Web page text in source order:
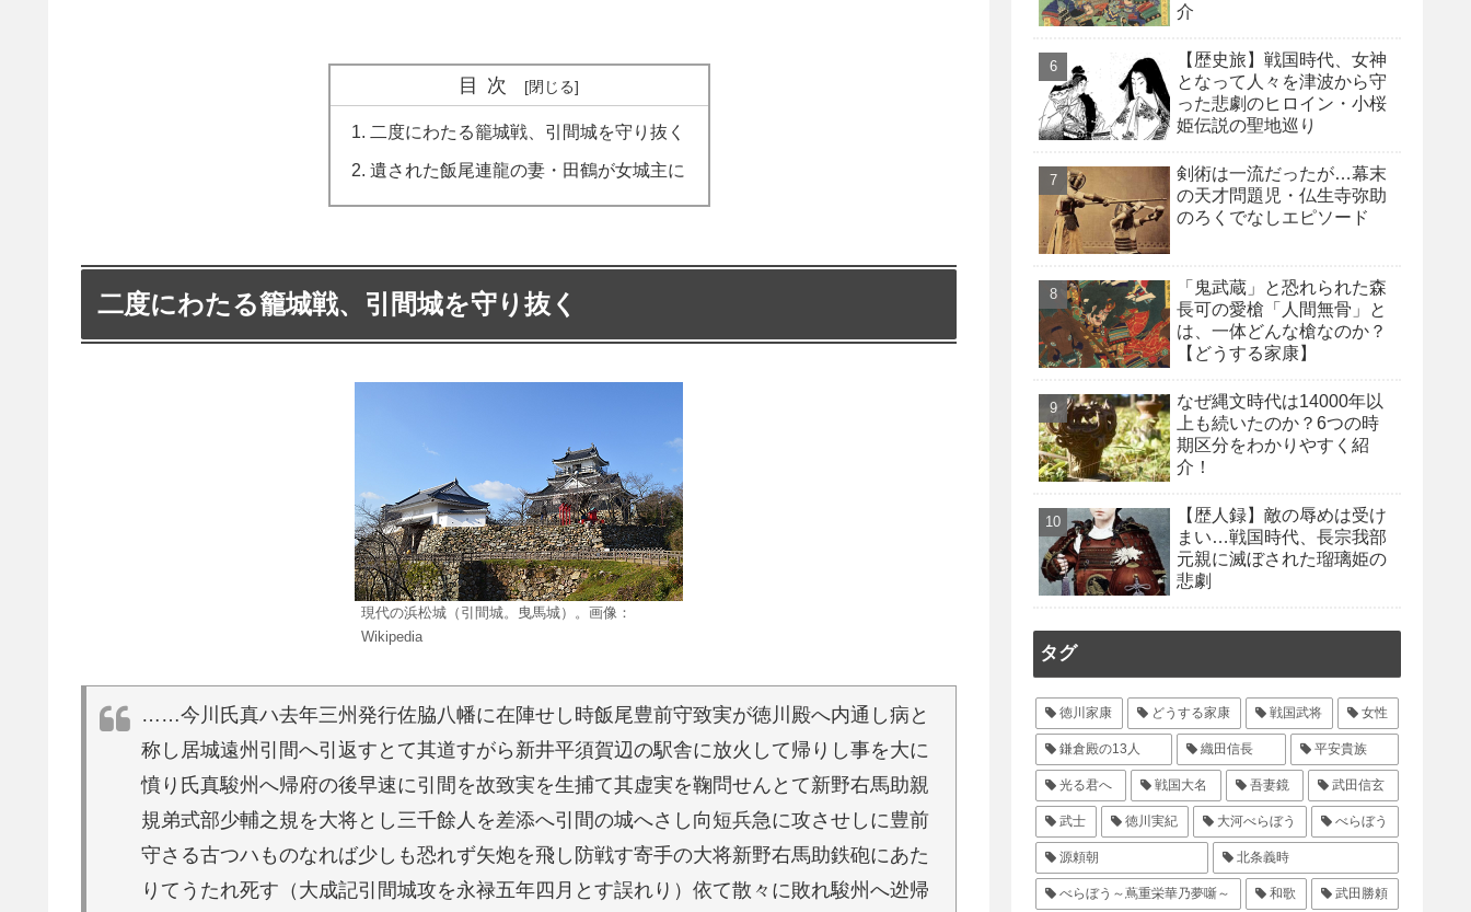
目次
二度にわたる籠城戦、引間城を守り抜く
遺された飯尾連龍の妻・田鶴が女城主に
二度にわたる籠城戦、引間城を守り抜く
現代の浜松城（引間城。曳馬城）。画像：
Wikipedia
……今川氏真ハ去年三州発行佐脇八幡に在陣せし時飯尾豊前守致実が徳川殿へ内通し病と
称し居城遠州引間へ引返すとて其道すがら新井平須賀辺の駅舎に放火して帰りし事を大に
憤り氏真駿州へ帰府の後早速に引間を故致実を生捕て其虚実を鞠問せんとて新野右馬助親
規弟式部少輔之規を大将とし三千餘人を差添へ引間の城へさし向短兵急に攻させしに豊前
守さる古つハものなれば少しも恐れず矢炮を飛し防戦す寄手の大将新野右馬助鉄砲にあた
りてうたれ死す（大成記引間城攻を永禄五年四月とす誤れり）依て散々に敗れ駿州へ迯帰
介
【歴史旅】戦国時代、女神
となって人々を津波から守
った悲劇のヒロイン・小桜
姫伝説の聖地巡り
剣術は一流だったが…幕末
の天才問題児・仏生寺弥助
のろくでなしエピソード
「鬼武蔵」と恐れられた森
長可の愛槍「人間無骨」と
は、一体どんな槍なのか？
【どうする家康】
なぜ縄文時代は14000年以
上も続いたのか？6つの時
期区分をわかりやすく紹
介！
【歴人録】敵の辱めは受け
まい…戦国時代、長宗我部
元親に滅ぼされた瑠璃姫の
悲劇
タグ
徳川家康 どうする家康 戦国武将 女性
鎌倉殿の13人 織田信長 平安貴族
光る君へ 戦国大名 吾妻鏡 武田信玄
武士 徳川実紀 大河べらぼう べらぼう
源頼朝 北条義時
べらぼう～蔦重栄華乃夢噺～ 和歌 武田勝頼